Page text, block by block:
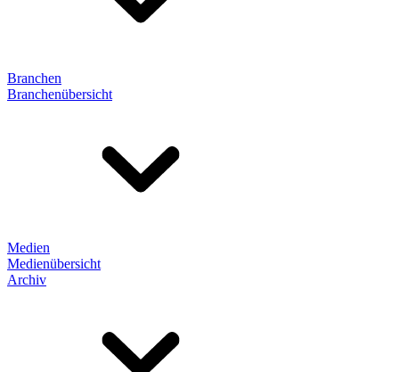
Branchen
Branchenübersicht
Medien
Medienübersicht
Archiv